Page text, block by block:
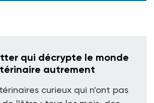
qui décrypte le monde
autrement
curieux qui n'ont pas